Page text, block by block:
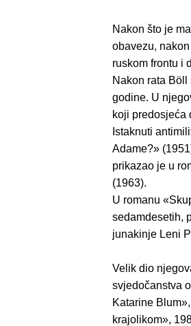
Nakon što je
obavezu,
ruskom frontu i
Nakon rata
godine. U
koji predosjeća
Istaknuti
Adame?»
prikazao je u
(1963).
U romanu
sedamdesetih,
junakinje Leni
Velik dio
svjedočanstva
Katarine
krajolikom»,